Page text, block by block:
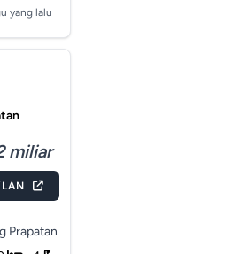
yang lalu
miliar
Prapatan